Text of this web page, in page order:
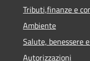
Tributi,finanze e
Ambiente
Salute, benessere
Autorizzazioni